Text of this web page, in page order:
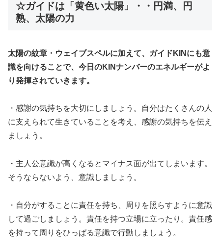
☆ガイドは「黄色い太陽」・・円満、円
熟、太陽の力
太陽の紋章・ウェイブスペルに加えて、ガイドKINにも意
識を向けることで、今日のKINナンバーのエネルギーがよ
り発揮されていきます。
・感謝の気持ちを大切にしましょう。自分はたくさんの人
に支えられて生きていることを考え、感謝の気持ちを伝え
ましょう。
・主人公意識が高くなるとマイナス面が出てしまいます。
そうならないよう、意識しましょう。
・自分がすることに責任を持ち、周りを照らすように意識
して過ごしましょう。責任を持つ立場に立ったり。責任感
を持って周りをひっぱる意識で行動しましょう。